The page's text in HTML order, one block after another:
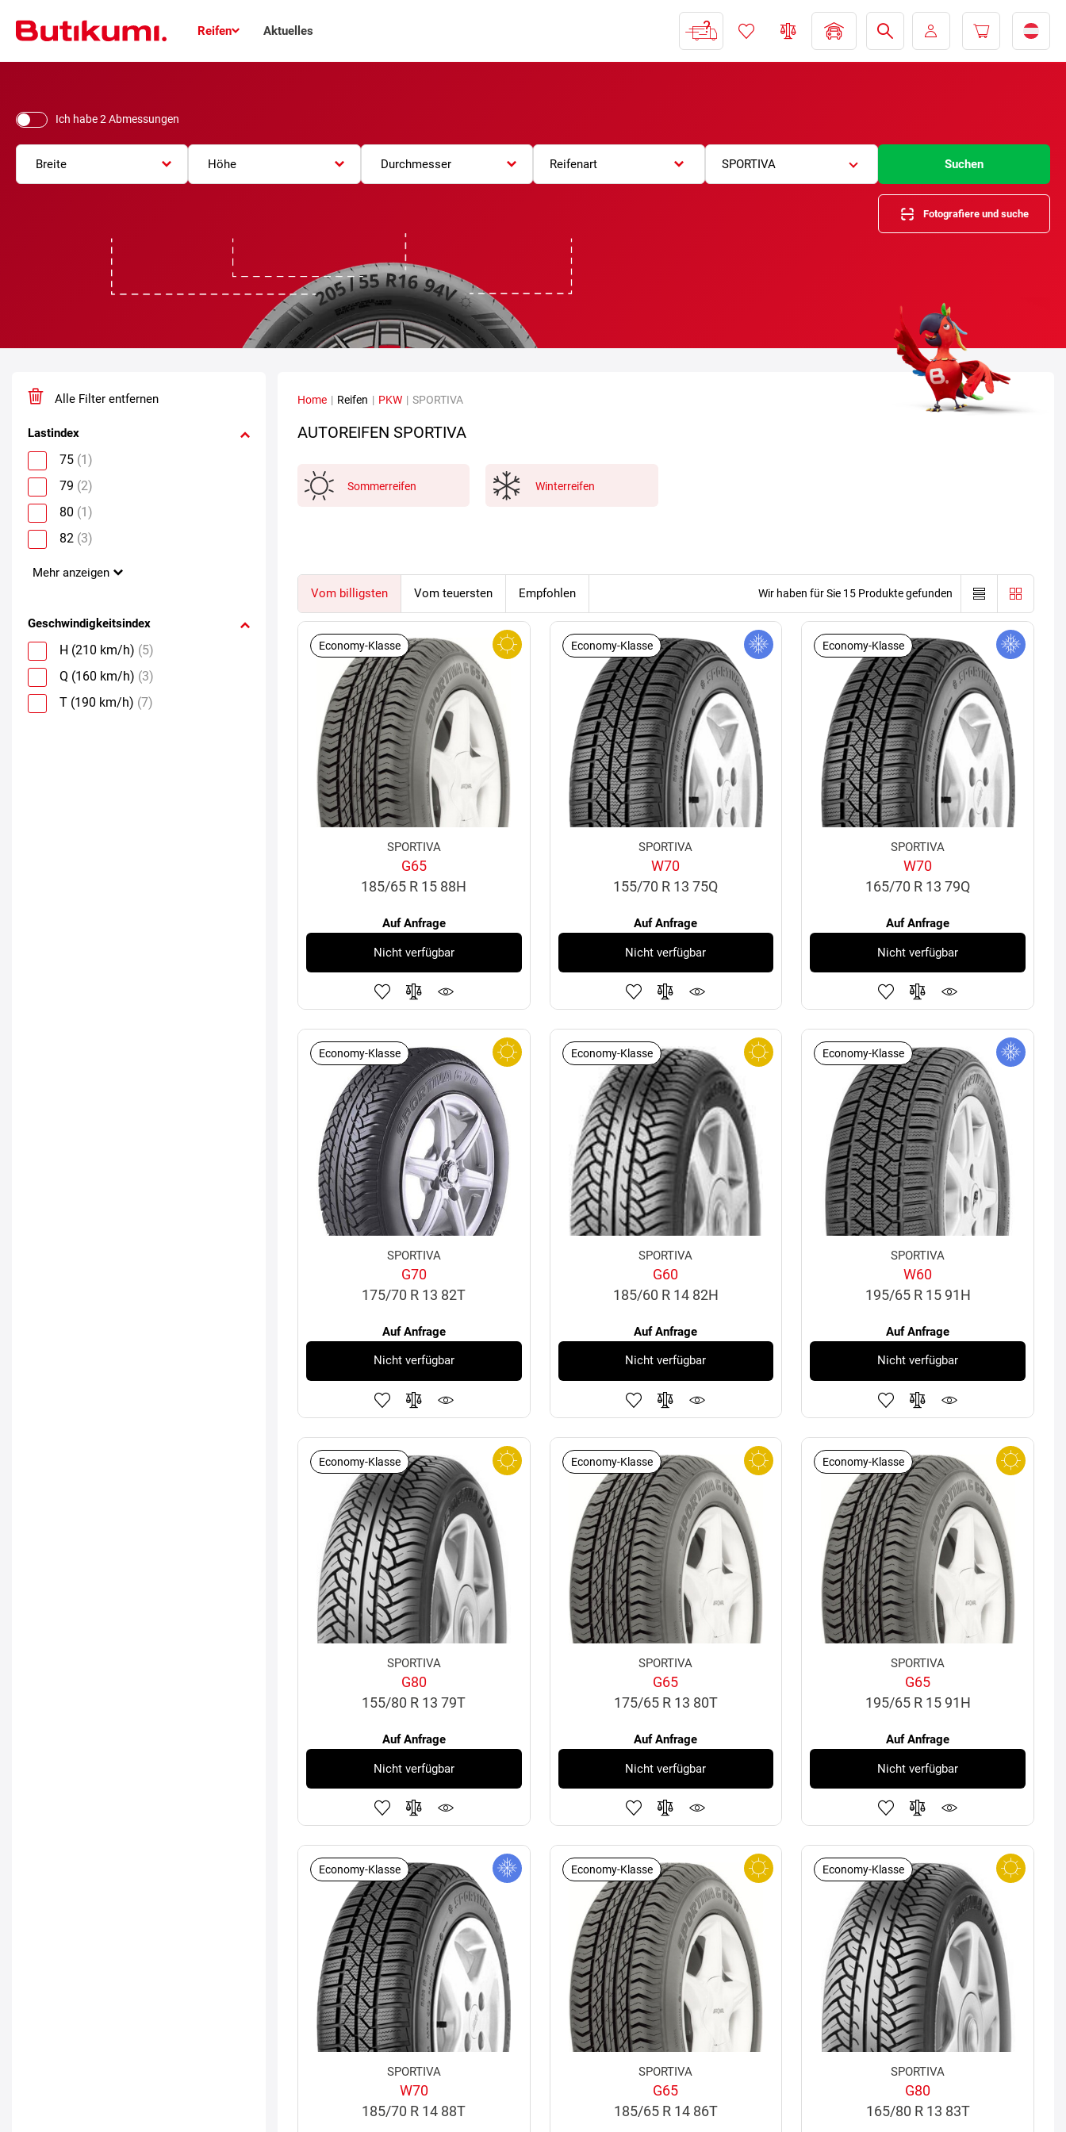
Reifen Aktuelles
Ich habe 2 Abmessungen
Breite Höhe Durchmesser Reifenart SPORTIVA Suchen
Fotografiere und suche
Alle Filter entfernen
Lastindex
75 (1)
79 (2)
80 (1)
82 (3)
Mehr anzeigen
Geschwindigkeitsindex
H (210 km/h) (5)
Q (160 km/h) (3)
T (190 km/h) (7)
Home | Reifen | PKW | SPORTIVA
AUTOREIFEN SPORTIVA
Sommerreifen Winterreifen
Vom billigsten Vom teuersten Empfohlen Wir haben für Sie 15 Produkte gefunden
Economy-Klasse
SPORTIVA
G65
185/65 R 15 88H
Auf Anfrage
Nicht verfügbar
Economy-Klasse
SPORTIVA
W70
155/70 R 13 75Q
Auf Anfrage
Nicht verfügbar
Economy-Klasse
SPORTIVA
W70
165/70 R 13 79Q
Auf Anfrage
Nicht verfügbar
Economy-Klasse
SPORTIVA
G70
175/70 R 13 82T
Auf Anfrage
Nicht verfügbar
Economy-Klasse
SPORTIVA
G60
185/60 R 14 82H
Auf Anfrage
Nicht verfügbar
Economy-Klasse
SPORTIVA
W60
195/65 R 15 91H
Auf Anfrage
Nicht verfügbar
Economy-Klasse
SPORTIVA
G80
155/80 R 13 79T
Auf Anfrage
Nicht verfügbar
Economy-Klasse
SPORTIVA
G65
175/65 R 13 80T
Auf Anfrage
Nicht verfügbar
Economy-Klasse
SPORTIVA
G65
195/65 R 15 91H
Auf Anfrage
Nicht verfügbar
Economy-Klasse
SPORTIVA
W70
185/70 R 14 88T
Economy-Klasse
SPORTIVA
G65
185/65 R 14 86T
Economy-Klasse
SPORTIVA
G80
165/80 R 13 83T